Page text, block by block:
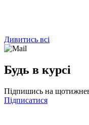
Дивитись всі
Будь в курсі
Підпишись на
Підписатися